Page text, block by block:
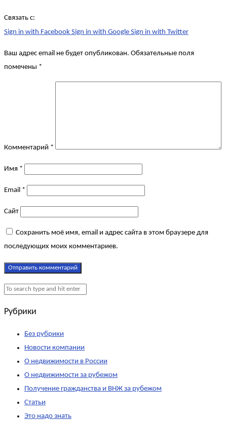
Связать с:
Sign in with Facebook Sign in with Google Sign in with Twitter
Ваш адрес email не будет опубликован. Обязательные поля
помечены *
Комментарий *
Имя *
Email *
Сайт
Сохранить моё имя, email и адрес сайта в этом браузере для
последующих моих комментариев.
Рубрики
Без рубрики
Новости компании
О недвижимости в России
О недвижимости за рубежом
Получение гражданства и ВНЖ за рубежом
Статьи
Это надо знать